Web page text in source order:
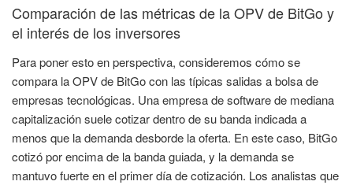
Comparación de las métricas de la OPV de BitGo y
el interés de los inversores
Para poner esto en perspectiva, consideremos cómo se
compara la OPV de BitGo con las típicas salidas a bolsa de
empresas tecnológicas. Una empresa de software de mediana
capitalización suele cotizar dentro de su banda indicada a
menos que la demanda desborde la oferta. En este caso, BitGo
cotizó por encima de la banda guiada, y la demanda se
mantuvo fuerte en el primer día de cotización. Los analistas que